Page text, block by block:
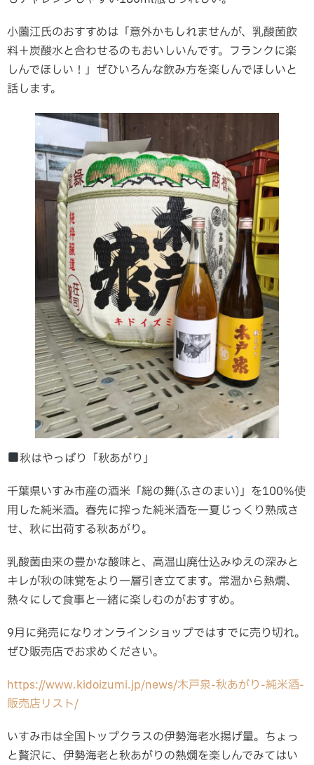
小薗江氏のおすすめは「意外かもしれませんが、乳酸菌飲
料＋炭酸水と合わせるのもおいしいんです。フランクに楽
しんでほしい！」ぜひいろんな飲み方を楽しんでほしいと
話します。
秋はやっぱり「秋あがり」
千葉県いすみ市産の酒米「総の舞(ふさのまい)」を100％使
用した純米酒。春先に搾った純米酒を一夏じっくり熟成さ
せ、秋に出荷する秋あがり。
乳酸菌由来の豊かな酸味と、高温山廃仕込みゆえの深みと
キレが秋の味覚をより一層引き立てます。常温から熱燗、
熱々にして食事と一緒に楽しむのがおすすめ。
9月に発売になりオンラインショップではすでに売り切れ。
ぜひ販売店でお求めください。
https://www.kidoizumi.jp/news/木戸泉-秋あがり-純米酒-
販売店リスト/
いすみ市は全国トップクラスの伊勢海老水揚げ量。ちょっ
と贅沢に、伊勢海老と秋あがりの熱燗を楽しんでみてはい